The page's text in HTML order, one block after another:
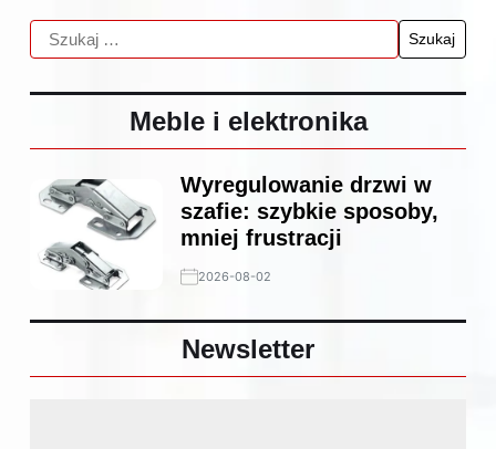
Meble i elektronika
Wyregulowanie drzwi w
szafie: szybkie sposoby,
mniej frustracji
2026-08-02
Newsletter